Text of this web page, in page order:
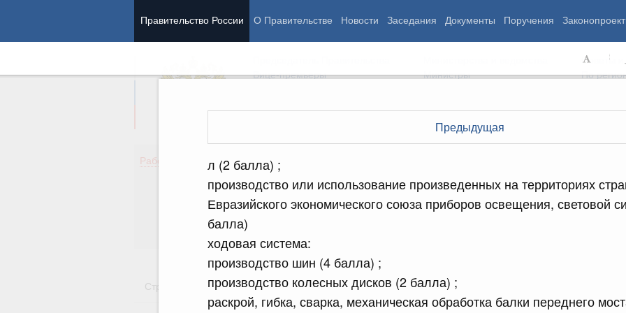
Правительство России О Правительстве Новости Заседания Документы Поручения
Предыдущая
л (2 балла) ;
производство или использование произведенных на территориях
Евразийского экономического союза приборов освещения, световой
балла)
ходовая система:
производство шин (4 балла) ;
производство колесных дисков (2 балла) ;
раскрой, гибка, сварка, механическая обработка балки переднего
Вице-премьеры
Министры
Советы и
По
Работа Правительства
Образование
Культура
Экономика. Регулирование
Финансы
Транспорт и
Энергетика
Стратегии Государственные программы Национальные проекты